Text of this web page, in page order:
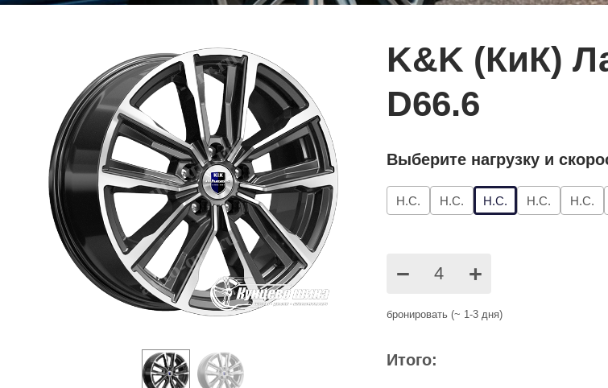
K&K (КиК)
D66.6
Выберите нагрузку и
Н.С. Н.С. Н.С. Н.С. Н.С.
− +
бронировать (~ 1-3 дня)
Итого: